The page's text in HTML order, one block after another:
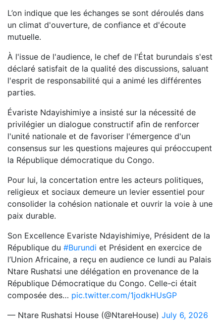
L’on indique que les échanges se sont déroulés dans
un climat d'ouverture, de confiance et d'écoute
mutuelle.
À l'issue de l'audience, le chef de l'État burundais s'est
déclaré satisfait de la qualité des discussions, saluant
l'esprit de responsabilité qui a animé les différentes
parties.
Évariste Ndayishimiye a insisté sur la nécessité de
privilégier un dialogue constructif afin de renforcer
l'unité nationale et de favoriser l'émergence d'un
consensus sur les questions majeures qui préoccupent
la République démocratique du Congo.
Pour lui, la concertation entre les acteurs politiques,
religieux et sociaux demeure un levier essentiel pour
consolider la cohésion nationale et ouvrir la voie à une
paix durable.
Son Excellence Evariste Ndayishimiye, Président de la
République du #Burundi et Président en exercice de
l’Union Africaine, a reçu en audience ce lundi au Palais
Ntare Rushatsi une délégation en provenance de la
République Démocratique du Congo. Celle-ci était
composée des… pic.twitter.com/1jodkHUsGP
— Ntare Rushatsi House (@NtareHouse) July 6, 2026